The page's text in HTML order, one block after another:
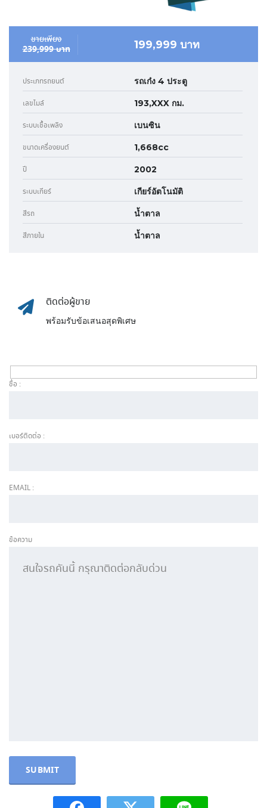
ขายเพียง
239,999 บาท 199,999 บาท
ประเภทรถยนต์ รถเก๋ง 4 ประตู
เลขไมล์ 193,XXX กม.
ระบบเชื้อเพลิง เบนซิน
ขนาดเครื่องยนต์ 1,668cc
ปี 2002
ระบบเกียร์ เกียร์อัตโนมัติ
สีรถ น้ำตาล
สีภายใน น้ำตาล
ติดต่อผู้ขาย
พร้อมรับข้อเสนอสุดพิเศษ
ชื่อ :
เบอร์ติดต่อ :
EMAIL :
ข้อความ